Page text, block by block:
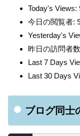
Today's Views:
今日の閲覧者:
Yesterday's
昨日の訪問者
Last 7 Days
Last 30 Days
ブログ同士